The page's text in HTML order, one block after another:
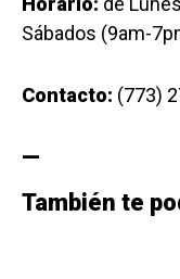
Sábados (9am-
Contacto: (773)
—
También te